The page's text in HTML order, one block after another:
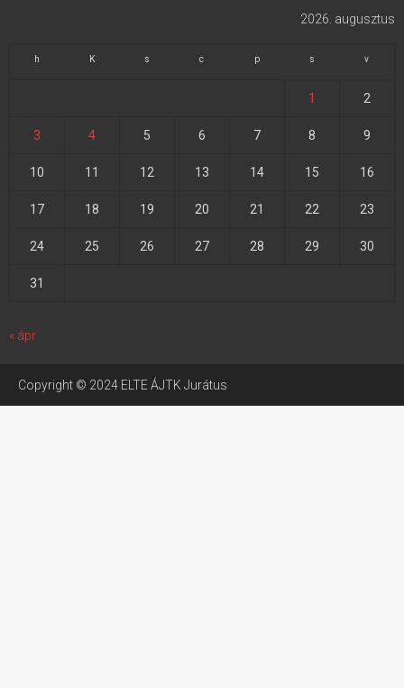
2026. augusztus
h K s c p s v
1 2
3 4 5 6 7 8 9
10 11 12 13 14 15 16
17 18 19 20 21 22 23
24 25 26 27 28 29 30
31
« ápr
Copyright © 2024 ELTE ÁJTK Jurátus